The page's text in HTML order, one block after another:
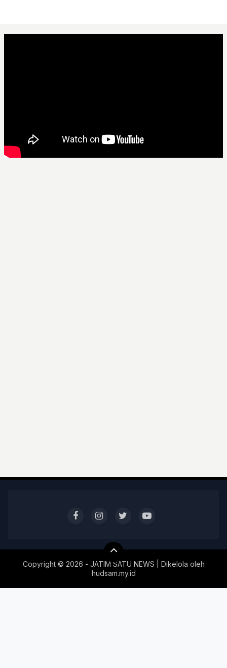
Copyright © 2026 - JATIM SATU NEWS | Dikelola oleh
hudsam.my.id